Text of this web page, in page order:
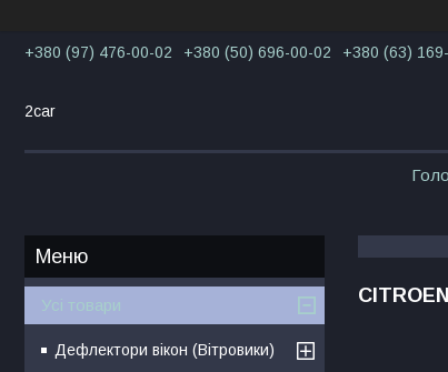
+380 (97) 476-00-02 +380 (50) 696-00-02 +380 (63)
2car
CITROEN
Усі товари
Дефлектори вікон (Вітровики)